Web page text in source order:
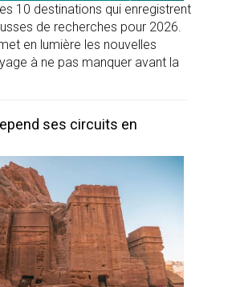
10 destinations qui enregistrent
de recherches pour 2026.
en lumière les nouvelles
à ne pas manquer avant la
ses circuits en